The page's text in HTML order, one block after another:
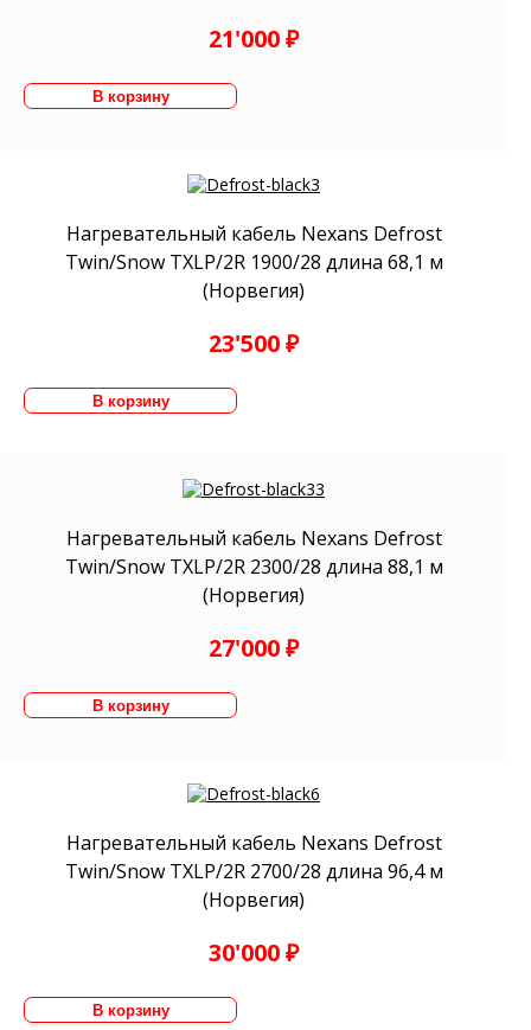
21'000 ₽
Нагревательный кабель Nexans Defrost
Twin/Snow TXLP/2R 1900/28 длина 68,1 м
(Норвегия)
23'500 ₽
Нагревательный кабель Nexans Defrost
Twin/Snow TXLP/2R 2300/28 длина 88,1 м
(Норвегия)
27'000 ₽
Нагревательный кабель Nexans Defrost
Twin/Snow TXLP/2R 2700/28 длина 96,4 м
(Норвегия)
30'000 ₽